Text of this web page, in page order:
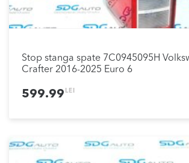
Stop stanga spate 7C0945095H
Crafter 2016-2025 Euro 6
599.99 LEI